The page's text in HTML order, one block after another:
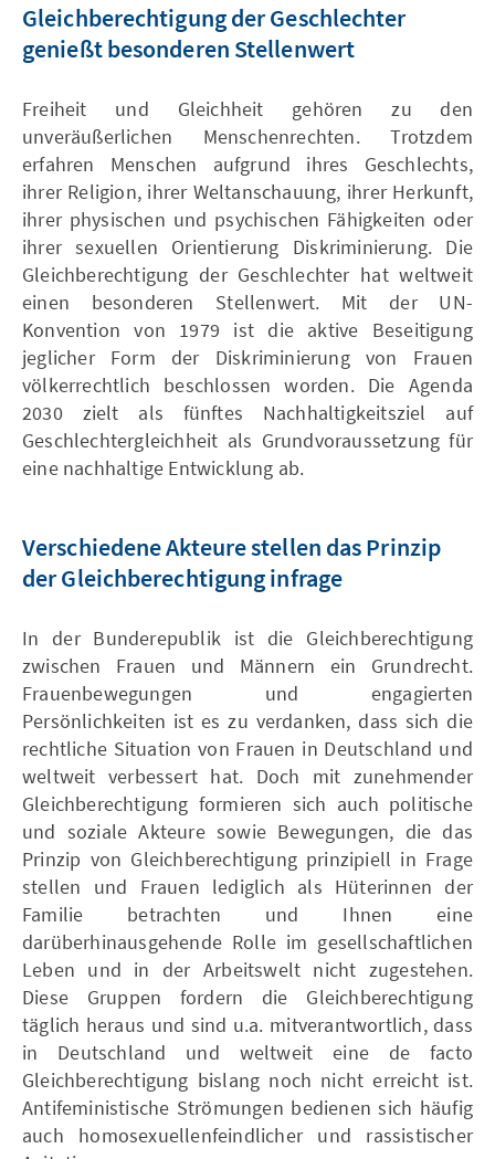
Gleichberechtigung der Geschlechter
genießt besonderen Stellenwert
Freiheit und Gleichheit gehören zu den
unveräußerlichen Menschenrechten. Trotzdem
erfahren Menschen aufgrund ihres Geschlechts,
ihrer Religion, ihrer Weltanschauung, ihrer Herkunft,
ihrer physischen und psychischen Fähigkeiten oder
ihrer sexuellen Orientierung Diskriminierung. Die
Gleichberechtigung der Geschlechter hat weltweit
einen besonderen Stellenwert. Mit der UN-
Konvention von 1979 ist die aktive Beseitigung
jeglicher Form der Diskriminierung von Frauen
völkerrechtlich beschlossen worden. Die Agenda
2030 zielt als fünftes Nachhaltigkeitsziel auf
Geschlechtergleichheit als Grundvoraussetzung für
eine nachhaltige Entwicklung ab.
Verschiedene Akteure stellen das Prinzip
der Gleichberechtigung infrage
In der Bunderepublik ist die Gleichberechtigung
zwischen Frauen und Männern ein Grundrecht.
Frauenbewegungen und engagierten
Persönlichkeiten ist es zu verdanken, dass sich die
rechtliche Situation von Frauen in Deutschland und
weltweit verbessert hat. Doch mit zunehmender
Gleichberechtigung formieren sich auch politische
und soziale Akteure sowie Bewegungen, die das
Prinzip von Gleichberechtigung prinzipiell in Frage
stellen und Frauen lediglich als Hüterinnen der
Familie betrachten und Ihnen eine
darüberhinausgehende Rolle im gesellschaftlichen
Leben und in der Arbeitswelt nicht zugestehen.
Diese Gruppen fordern die Gleichberechtigung
täglich heraus und sind u.a. mitverantwortlich, dass
in Deutschland und weltweit eine de facto
Gleichberechtigung bislang noch nicht erreicht ist.
Antifeministische Strömungen bedienen sich häufig
auch homosexuellenfeindlicher und rassistischer